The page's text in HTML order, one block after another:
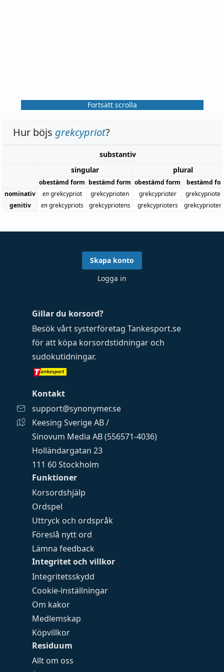
Fortsätt scrolla
Hur böjs grekcypriot?
substantiv
singular
plural
obestämd form bestämd form obestämd form
bestämd
nominativ
engrekcypriot grekcyprioten grekcyprioter
genitiv
engrekcypriots grekcypriotens grekcyprioters
Funktioner
Korsordshjälp
Ordspel
Uttryck och ordspråk
Föreslå nytt ord
Lämna feedback
Integritet och villkor
Integritetsskydd
Cookie-inställningar
Om kakor
Medlemskap
Köpvillkor
Residuum
Allt om oss
Gillar du korsord?
Besök vårt systerföretag Tankesport.se
för att köpa korsordstidningar och
sudokutidningar.
Kontakt
support@synonymer.se
Keesing Sverige AB /
Sinovum Media AB (556571-4036)
Holländargatan 23
111 60 Stockholm
Skapa konto
Logga in